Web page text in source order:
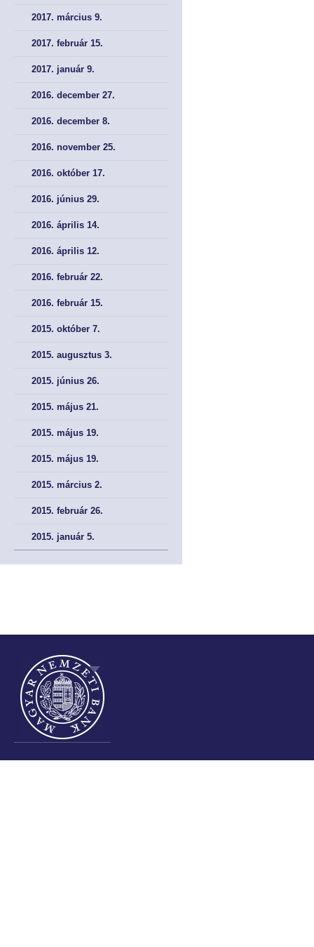
2017. március 9.
2017. február 15.
2017. január 9.
2016. december 27.
2016. december 8.
2016. november 25.
2016. október 17.
2016. június 29.
2016. április 14.
2016. április 12.
2016. február 22.
2016. február 15.
2015. október 7.
2015. augusztus 3.
2015. június 26.
2015. május 21.
2015. május 19.
2015. május 19.
2015. március 2.
2015. február 26.
2015. január 5.